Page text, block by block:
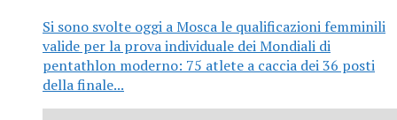
Si sono svolte oggi a Mosca le qualificazioni femminili
valide per la prova individuale dei Mondiali di
pentathlon moderno: 75 atlete a caccia dei 36 posti
della finale...